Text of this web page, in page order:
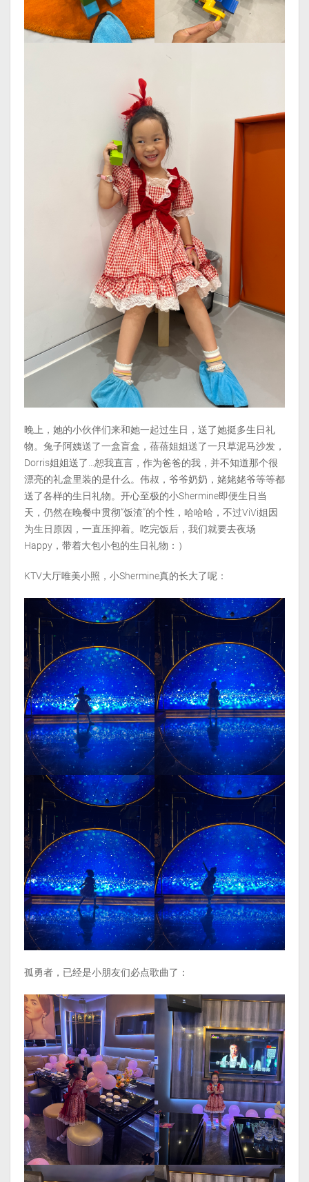
晚上，她的小伙伴们来和她一起过生日，送了她挺多生日礼
物。兔子阿姨送了一盒盲盒，蓓蓓姐姐送了一只草泥马沙发，
Dorris姐姐送了…恕我直言，作为爸爸的我，并不知道那个很
漂亮的礼盒里装的是什么。伟叔，爷爷奶奶，姥姥姥爷等等都
送了各样的生日礼物。开心至极的小Shermine即便生日当
天，仍然在晚餐中贯彻“饭渣”的个性，哈哈哈，不过ViVi姐因
为生日原因，一直压抑着。吃完饭后，我们就要去夜场
Happy，带着大包小包的生日礼物：）
KTV大厅唯美小照，小Shermine真的长大了呢：
孤勇者，已经是小朋友们必点歌曲了：